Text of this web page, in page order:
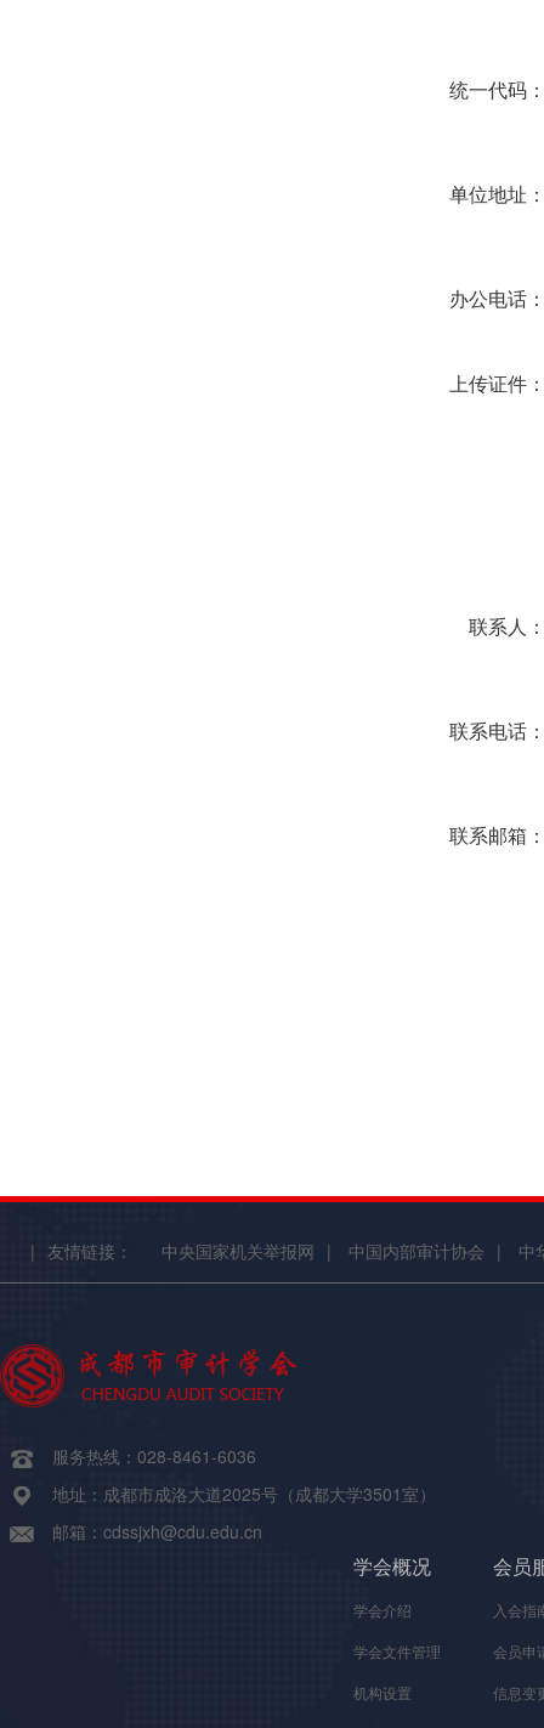
统一代码
单位地址
办公电话
上传证件
联系人
联系电话
联系邮箱
| 友情链接： 中央国家机关举报网 | 中国内部审计协会 | 中
服务热线：028-8461-6036
地址：成都市成洛大道2025号（成都大学3501室）
邮箱：cdssjxh@cdu.edu.cn
学会概况
学会介绍
学会文件管理
机构设置
会员
入会指
会员申
信息变